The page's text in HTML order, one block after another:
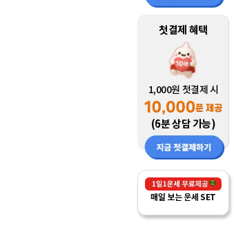
첫결제 혜택
1,000원 첫결제 시
(6분 상담 가능)
매일 보는 운세 SET